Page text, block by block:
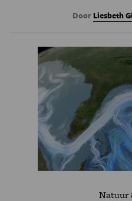
Door Liesbeth
Natuur